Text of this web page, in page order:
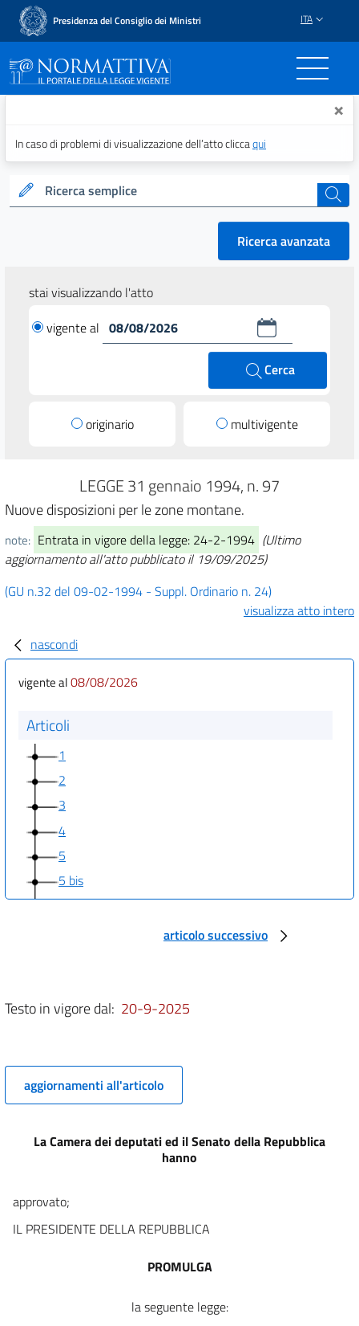
Presidenza del Consiglio dei Ministri ITA
Normattiva - Il portale ×
In caso di problemi di visualizzazione dell’atto cliccaqui
Ricerca semplice cerca
Ricerca avanzata
stai visualizzando l'atto
vigente al
Cerca
originario multivigente
LEGGE 31 gennaio 1994, n. 97
Nuove disposizioni per le zone montane.
note: Entrata in vigore della legge: 24-2-1994 (Ultimo
aggiornamento all'atto pubblicato il 19/09/2025)
(GU n.32 del 09-02-1994 - Suppl. Ordinario n. 24)
visualizza atto intero
nascondi
vigente al08/08/2026
Articoli
1
2
3
4
5
5 bis
6
10
13
14
18
19
articolo successivo
Testo in vigore dal: 20-9-2025
aggiornamenti all'articolo
La Camera dei deputati ed il Senato della Repubblica
hanno
approvato;
IL PRESIDENTE DELLA REPUBBLICA
PROMULGA
la seguente legge: